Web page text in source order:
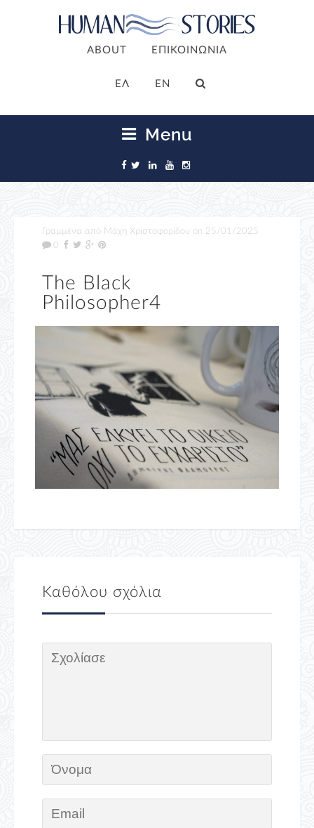
ABOUT ΕΠΙΚΟΙΝΩΝΙΑ
ΕΛ EN
Menu
Γραμμένα από Μάχη Χριστοφορίδου on 25/01/2025
0
The Black
Philosopher4
Καθόλου σχόλια